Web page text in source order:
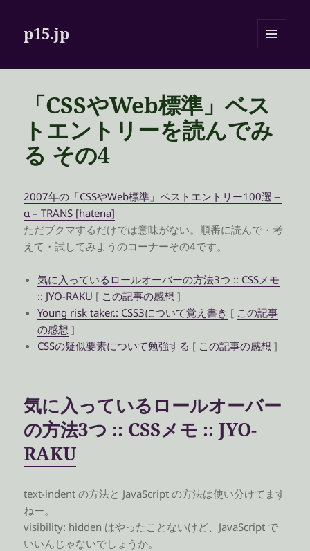
p15.jp
ーとウ
「CSSやWeb標準」ベス
トエントリーを読んでみ
る その4
2007年の「CSSやWeb標準」ベストエントリー100選＋
α – TRANS [hatena]
ただブクマするだけでは意味がない。順番に読んで・考
えて・試してみようのコーナーその4です。
気に入っているロールオーバーの方法3つ :: CSSメモ
:: JYO-RAKU [ この記事の感想 ]
Young risk taker.: CSS3について覚え書き [ この記事
の感想 ]
CSSの疑似要素について勉強する [ この記事の感想 ]
気に入っているロールオーバー
の方法3つ :: CSSメモ :: JYO-
RAKU
text-indent の方法と JavaScript の方法は使い分けてます
ねー。
visibility: hidden はやったことないけど、JavaScript で
いいんじゃないでしょうか。